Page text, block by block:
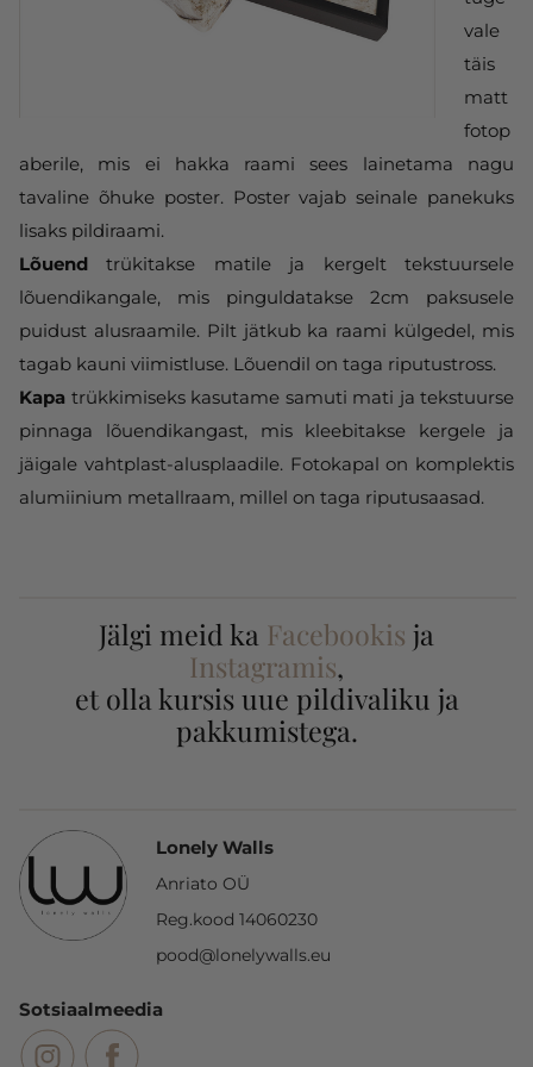
vale
täis
matt
fotop
aberile, mis ei hakka raami sees lainetama nagu
tavaline õhuke poster. Poster vajab seinale panekuks
lisaks pildiraami.
Lõuend trükitakse matile ja kergelt tekstuursele
lõuendikangale, mis pinguldatakse 2cm paksusele
puidust alusraamile. Pilt jätkub ka raami külgedel, mis
tagab kauni viimistluse. Lõuendil on taga riputustross.
Kapa trükkimiseks kasutame samuti mati ja tekstuurse
pinnaga lõuendikangast, mis kleebitakse kergele ja
jäigale vahtplast-alusplaadile. Fotokapal on komplektis
alumiinium metallraam, millel on taga riputusaasad.
Jälgi meid ka Facebookis ja
Instagramis,
et olla kursis uue pildivaliku ja
pakkumistega.
Lonely Walls
Anriato OÜ
Reg.kood 14060230
pood@lonelywalls.eu
Sotsiaalmeedia